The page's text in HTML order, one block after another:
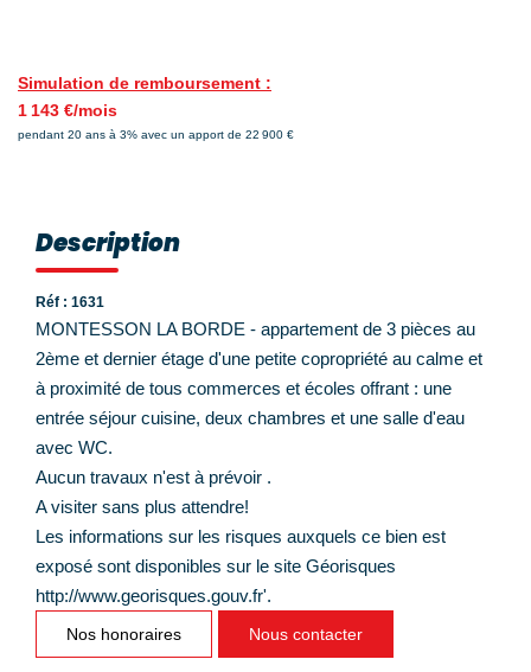
Simulation de remboursement :
1 143 €/mois
pendant 20 ans à 3% avec un apport de 22 900 €
Description
Réf : 1631
MONTESSON LA BORDE - appartement de 3 pièces au
2ème et dernier étage d'une petite copropriété au calme et
à proximité de tous commerces et écoles offrant : une
entrée séjour cuisine, deux chambres et une salle d'eau
avec WC.
Aucun travaux n'est à prévoir .
A visiter sans plus attendre!
Les informations sur les risques auxquels ce bien est
exposé sont disponibles sur le site Géorisques
http://www.georisques.gouv.fr'.
Nos honoraires Nous contacter